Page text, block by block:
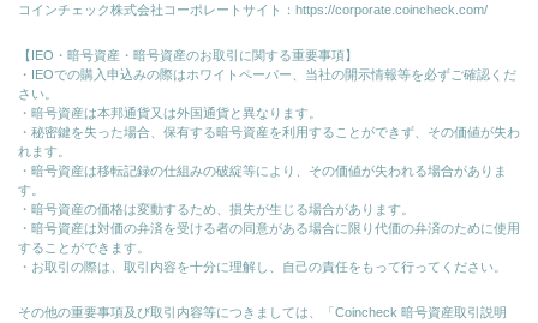
コインチェック株式会社コーポレートサイト： https://corporate.coincheck.com/
【IEO・暗号資産・暗号資産のお取引に関する重要事項】
・IEOでの購入申込みの際はホワイトペーパー、当社の開示情報等を必ずご確認くだ
さい。
・暗号資産は本邦通貨又は外国通貨と異なります。
・秘密鍵を失った場合、保有する暗号資産を利用することができず、その価値が失わ
れます。
・暗号資産は移転記録の仕組みの破綻等により、その価値が失われる場合がありま
す。
・暗号資産の価格は変動するため、損失が生じる場合があります。
・暗号資産は対価の弁済を受ける者の同意がある場合に限り代価の弁済のために使⽤
することができます。
・お取引の際は、取引内容を十分に理解し、自己の責任をもって行ってください。
その他の重要事項及び取引内容等につきましては、「Coincheck 暗号資産取引説明